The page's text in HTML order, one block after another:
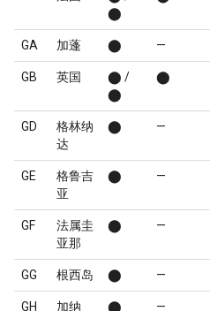
⬤
GA 加蓬 ⬤ —
GB 英国
⬤ /
⬤
⬤
GD
格林纳
达
⬤ —
GE
格鲁吉
亚
⬤ —
GF
法属圭
亚那
⬤ —
GG 根西岛 ⬤ —
GH 加纳 ⬤ —